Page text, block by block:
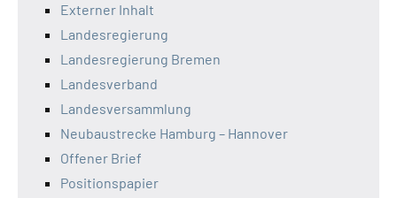
Externer Inhalt
Landesregierung
Landesregierung Bremen
Landesverband
Landesversammlung
Neubaustrecke Hamburg – Hannover
Offener Brief
Positionspapier